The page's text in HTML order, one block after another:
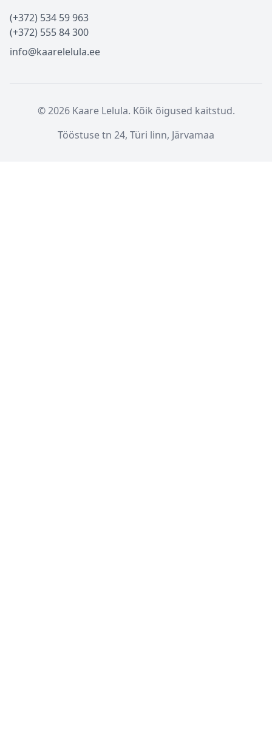
(+372) 534 59 963
(+372) 555 84 300
info@kaarelelula.ee
© 2026 Kaare Lelula. Kõik õigused kaitstud.
Tööstuse tn 24, Türi linn, Järvamaa